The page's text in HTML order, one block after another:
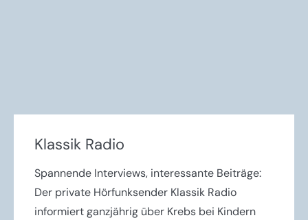
Klassik Radio
Spannende Interviews, interessante Beiträge:
Der private Hörfunksender Klassik Radio
informiert ganzjährig über Krebs bei Kindern